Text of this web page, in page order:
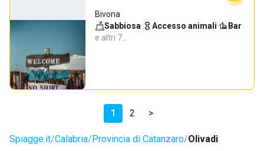
Bivona
Sabbiosa· Accesso animali· Bar·
e altri 7…
1 2 >
Spiagge.it Calabria Provincia di Catanzaro Olivadi